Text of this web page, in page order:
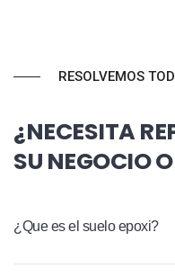
RESOLVEMOS
¿NECESITA
SU NEGOCIO
¿Que es el suelo epoxi?